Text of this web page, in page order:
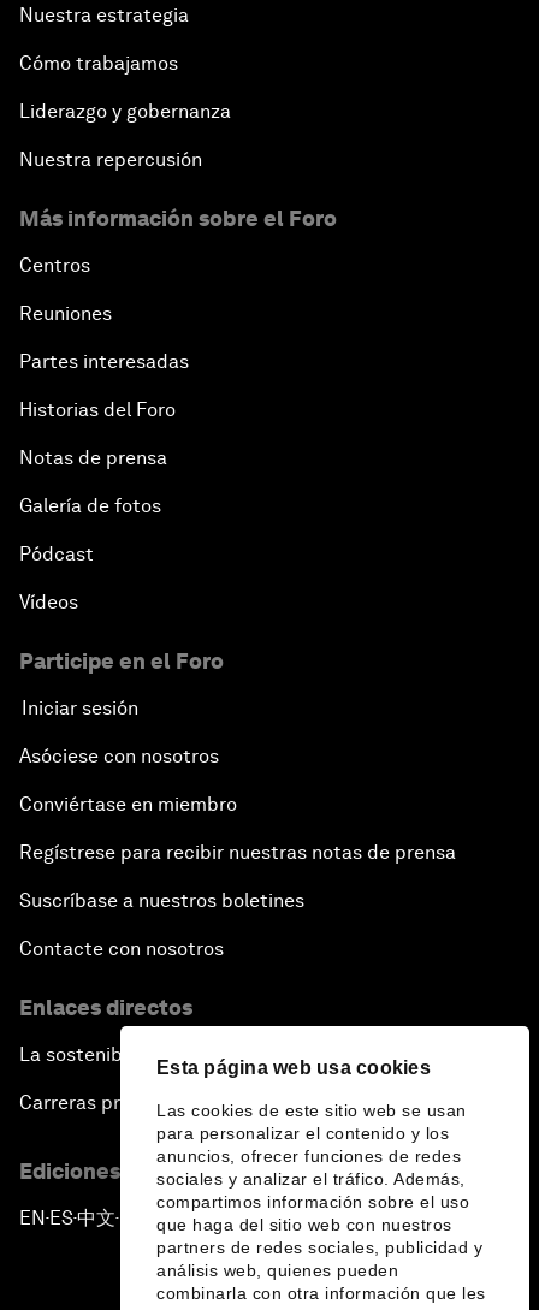
Esta página web usa cookies
Las cookies de este sitio web se usan
para personalizar el contenido y los
anuncios, ofrecer funciones de redes
sociales y analizar el tráfico. Además,
compartimos información sobre el uso
que haga del sitio web con nuestros
partners de redes sociales, publicidad y
análisis web, quienes pueden
combinarla con otra información que les
Nuestra estrategia
Cómo trabajamos
Liderazgo y gobernanza
Nuestra repercusión
Más información sobre el Foro
Centros
Reuniones
Partes interesadas
Historias del Foro
Notas de prensa
Galería de fotos
Pódcast
Vídeos
Participe en el Foro
Iniciar sesión
Asóciese con nosotros
Conviértase en miembro
Regístrese para recibir nuestras notas de prensa
Suscríbase a nuestros boletines
Contacte con nosotros
Enlaces directos
La sostenibilidad en el Foro
Carreras profesionales
Ediciones en otros idiomas
EN ▪ ES▪中文▪ 日本語